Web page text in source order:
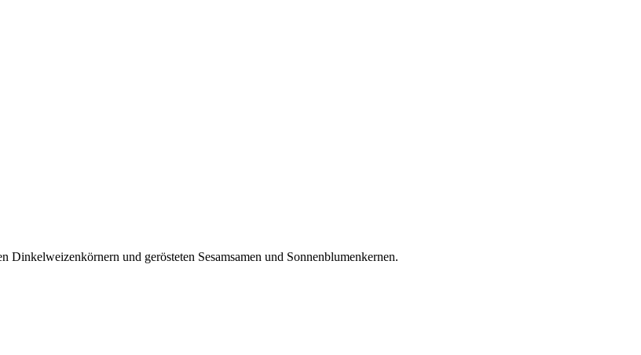
und gerösteten Sesamsamen und Sonnenblumenkernen.